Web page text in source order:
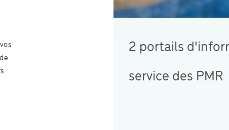
2 portails
service des PMR